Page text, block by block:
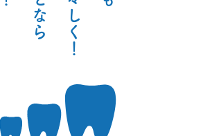
し
く
！
な
ら